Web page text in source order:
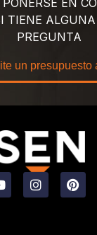
EN
TIENE
PREGUNTA
un presupuesto